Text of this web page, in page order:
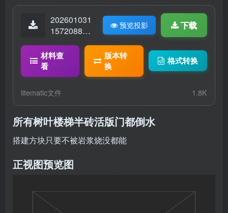
202601031
15720880-
matic
预览投影 下载
材料查
看
版本转
换
格式转换
litematic文件 1.8K
所有树叶楼梯半砖活版门都倒水
搭建方块只要不被岩浆烧没都能
正视图预览图